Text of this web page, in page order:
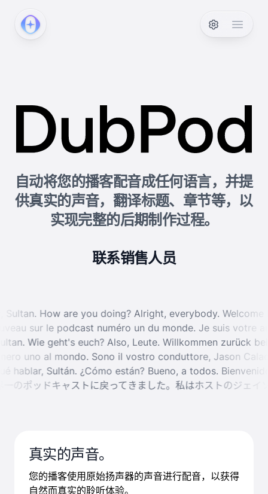
PodcastAI Open
自动将您的播客配音成任何语言，并提
供真实的声音，翻译标题、章节等，以
实现完整的后期制作过程。
联系销售人员
Sultan. How are you doing?Alright, everybody.
sur le podcast numéro un du monde. Je suis votre
Wie geht's euch?Also, Leute. Willkommen zurück
uno al mondo. Sono il vostro conduttore, Jason
hablar, Sultán. ¿Cómo están?Bueno, a todos.
のポッドキャストに戻ってきました。私はホストのジェイ
真实的声音。
您的播客使用原始扬声器的声音进行配音，以获得
自然而真实的聆听体验。